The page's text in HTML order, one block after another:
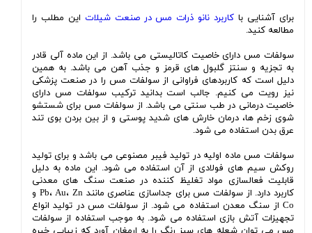
برای آشنایی با کاربرد نانو ذرات مس در صنعت شیلات این مطلب را
مطالعه کنید.
سولفات مس دارای خاصیت کاتالیستی می باشد. از این ماده آلی قادر
به تجزیه و سنتز گلبول های قرمز و جذب آهن می باشد. به همین
دلیل است که کاربردهای فراوانی از سولفات مس را در صنعت پزشکی
نیز رویت می کنیم. جالب است بدانید ترکیب سولفات مس دارای
خاصیت درمانی در طب سنتی می باشد. از سولفات مس برای شستشو
شوی زخم ها، درمان خارش های شدید پوستی و از بین بردن بوی تند
عرق بدن استفاده می شود.
سولفات مس ماده اولیه در تولید فیبر مصنوعی می باشد و برای تولید
روکش سیم های فولادی از آن استفاده می شود. این ماده به دلیل
قابلیت فعالسازی مواد تغلیظ کننده در صنعت سنگ های معدنی
کاربرد دارد. از سولفات مس برای جداسازی عناصری مانند Pb، Au، Zn و
Co از سنگ معدن استفاده می شود. از سولفات مس در تولید انواع
تجهیزات آتش بازی استفاده می شود. به موجب استفاده از سولفات